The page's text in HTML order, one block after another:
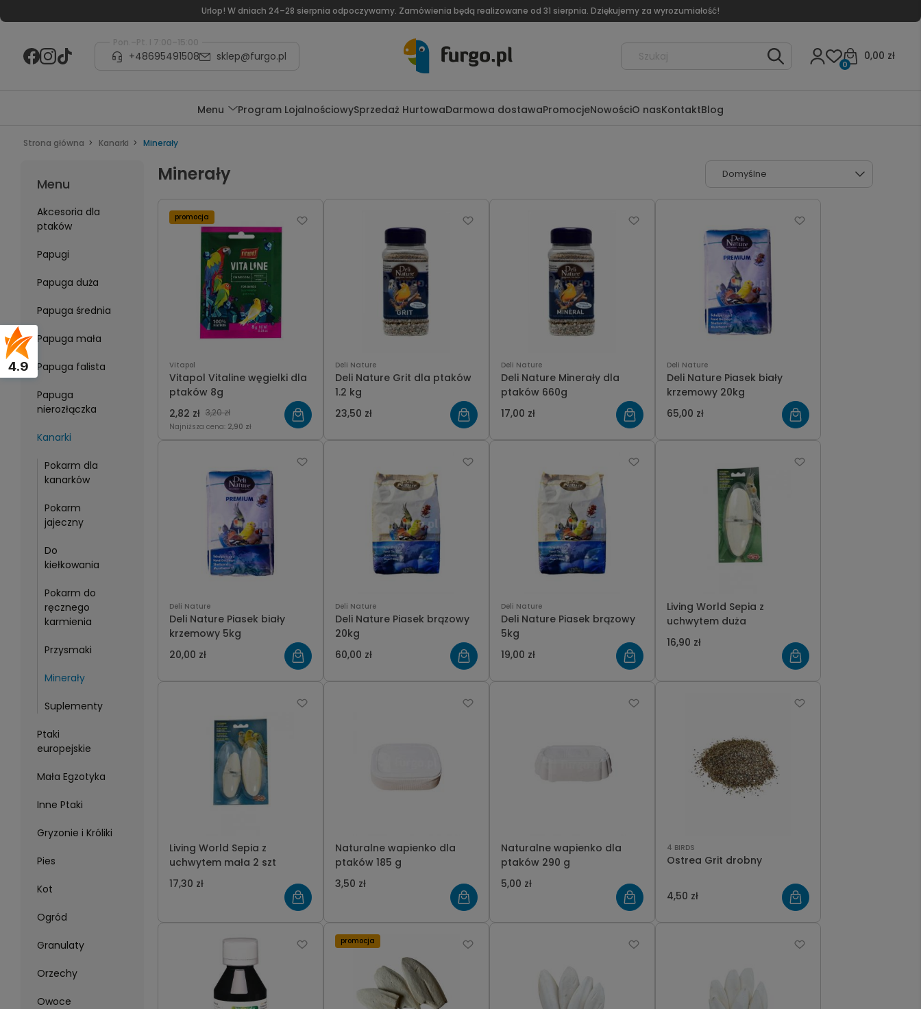
Urlop! W dniach 24–28 sierpnia odpoczywamy. Zamówienia będą realizowane od 31 sierpnia. Dziękujemy za wyrozumiałość!
Pon.–Pt. I 7:00–15:00
+48695491508 sklep@furgo.pl 0,00 zł
0
Menu Program LojalnościowySprzedaż HurtowaDarmowa dostawaPromocjeNowościO nasKontaktBlog
Strona główna Kanarki Minerały
Menu
Akcesoria dla
ptaków
Papugi
Papuga duża
Papuga średnia
Papuga mała
Papuga falista
Papuga
nierozłączka
Kanarki
Pokarm dla
kanarków
Pokarm
jajeczny
Do
kiełkowania
Pokarm do
ręcznego
karmienia
Przysmaki
Minerały
Suplementy
Ptaki
europejskie
Mała Egzotyka
Inne Ptaki
Gryzonie i Króliki
Pies
Kot
Ogród
Granulaty
Orzechy
Owoce
Minerały
Vitapol
Vitapol Vitaline węgielki dla
ptaków 8g
2,82 zł 3,20 zł
Najniższa cena: 2,90 zł
promocja
Deli Nature
Deli Nature Grit dla ptaków
1.2 kg
23,50 zł
Deli Nature
Deli Nature Minerały dla
ptaków 660g
17,00 zł
Deli Nature
Deli Nature Piasek biały
krzemowy 20kg
65,00 zł
Deli Nature
Deli Nature Piasek biały
krzemowy 5kg
20,00 zł
Deli Nature
Deli Nature Piasek brązowy
20kg
60,00 zł
Deli Nature
Deli Nature Piasek brązowy
5kg
19,00 zł
Living World Sepia z
uchwytem duża
16,90 zł
Living World Sepia z
uchwytem mała 2 szt
17,30 zł
Naturalne wapienko dla
ptaków 185 g
3,50 zł
Naturalne wapienko dla
ptaków 290 g
5,00 zł
4 BIRDS
Ostrea Grit drobny
4,50 zł
promocja
4.9